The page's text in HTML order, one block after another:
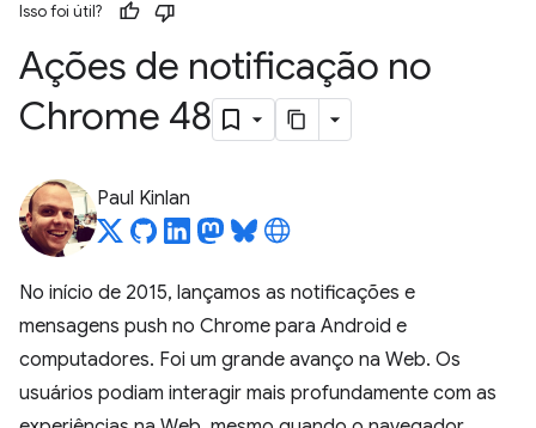
Isso foi útil?
Ações de notificação no
Chrome 48
Paul Kinlan
No início de 2015, lançamos as notificações e
mensagens push no Chrome para Android e
computadores. Foi um grande avanço na Web. Os
usuários podiam interagir mais profundamente com as